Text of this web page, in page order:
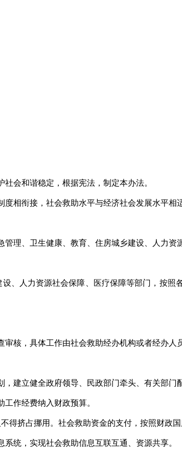
会和谐稳定，根据宪法，制定本办法。
相衔接，社会救助水平与经济社会发展水平相
理、卫生健康、教育、住房城乡建设、人力
、人力资源社会保障、医疗保障等部门，按照
核，具体工作由社会救助经办机构或者经办人
建立健全政府领导、民政部门牵头、有关部
作经费纳入财政预算。
挤占挪用。社会救助资金的支付，按照财政国
统，实现社会救助信息互联互通、资源共享。